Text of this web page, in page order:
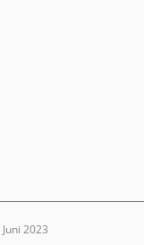
Juni 2023